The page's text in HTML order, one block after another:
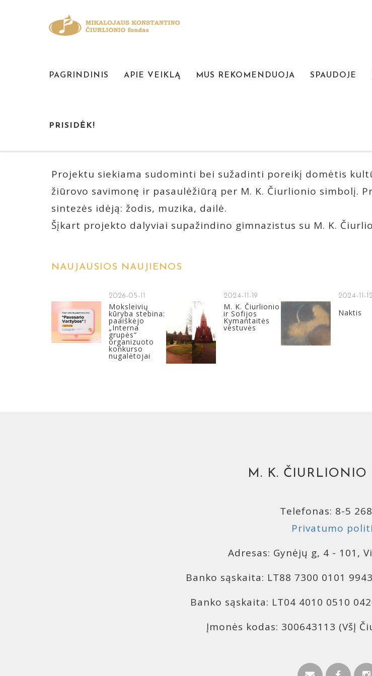
PAGRINDINIS APIE VEIKLĄ MUS REKOMENDUOJA SPAUDOJE
PRISIDĖK!
Projektu siekiama sudominti bei sužadinti poreikį domėtis
žiūrovo savimonę ir pasaulėžiūrą per M. K. Čiurlionio simbolį.
sintezės idėją: žodis, muzika, dailė.
Šįkart projekto dalyviai supažindino gimnazistus su M. K.
NAUJAUSIOS NAUJIENOS
2026-05-11
Moksleivių
kūryba stebina:
paaiškėjo
„Interna
grupės“
organizuoto
konkurso
nugalėtojai
2024-11-19
M. K. Čiurlionio
ir Sofijos
Kymantaitės
vestuvės
2024-11-
Naktis
M. K. ČIURLIONIO
Telefonas: 8-5
Privatumo
Adresas: Gynėjų g, 4 - 101,
Banko sąskaita: LT88 7300 0101
Banko sąskaita: LT04 4010 0510
Įmonės kodas: 300643113 (VšĮ